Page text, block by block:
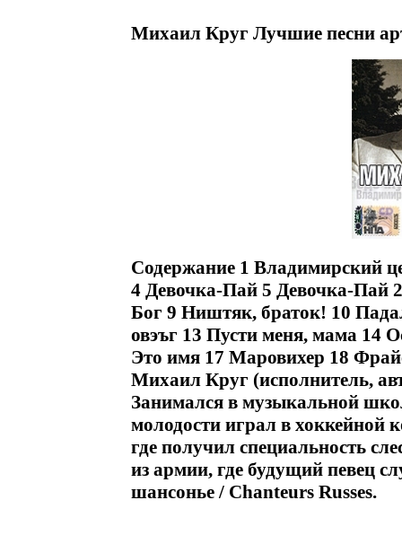
Михаил Круг Лучшие песни
Содержание 1 Владимирский
4 Девочка-Пай 5 Девочка-
Бог 9 Ништяк, браток! 10
овэъг 13 Пусти меня, мама 14
Это имя 17 Маровихер 18
Михаил Круг (исполнитель,
Занимался в музыкальной
молодости играл в
где получил специальность
из армии, где будущий певец
шансонье / Chanteurs Russes.